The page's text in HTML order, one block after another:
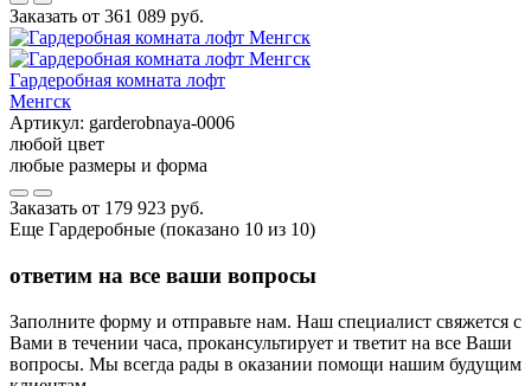
Заказать от 361 089 руб.
Гардеробная комната лофт
Менгск
Артикул: garderobnaya-0006
любой цвет
любые размеры и форма
Заказать от 179 923 руб.
Еще Гардеробные (показано 10 из 10)
ответим на все ваши вопросы
Заполните форму и отправьте нам. Наш специалист свяжется с
Вами в течении часа, прокансультирует и тветит на все Ваши
вопросы. Мы всегда рады в оказании помощи нашим будущим